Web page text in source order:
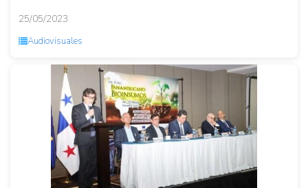
25/05/2023
Audiovisuales